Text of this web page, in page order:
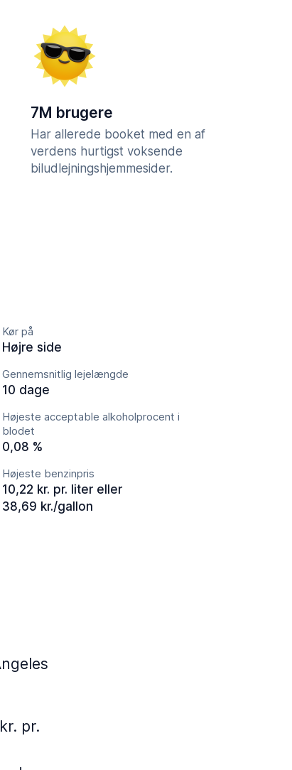
7M brugere
Har allerede booket med en af
verdens hurtigst voksende
biludlejningshjemmesider.
Kør på
Højre side
Gennemsnitlig lejelængde
10 dage
Højeste acceptable alkoholprocent i
blodet
0,08 %
Højeste benzinpris
10,22 kr. pr. liter eller
38,69 kr./gallon
pr.